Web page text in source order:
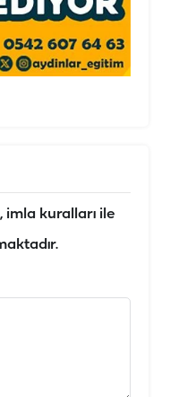
kuralları ile